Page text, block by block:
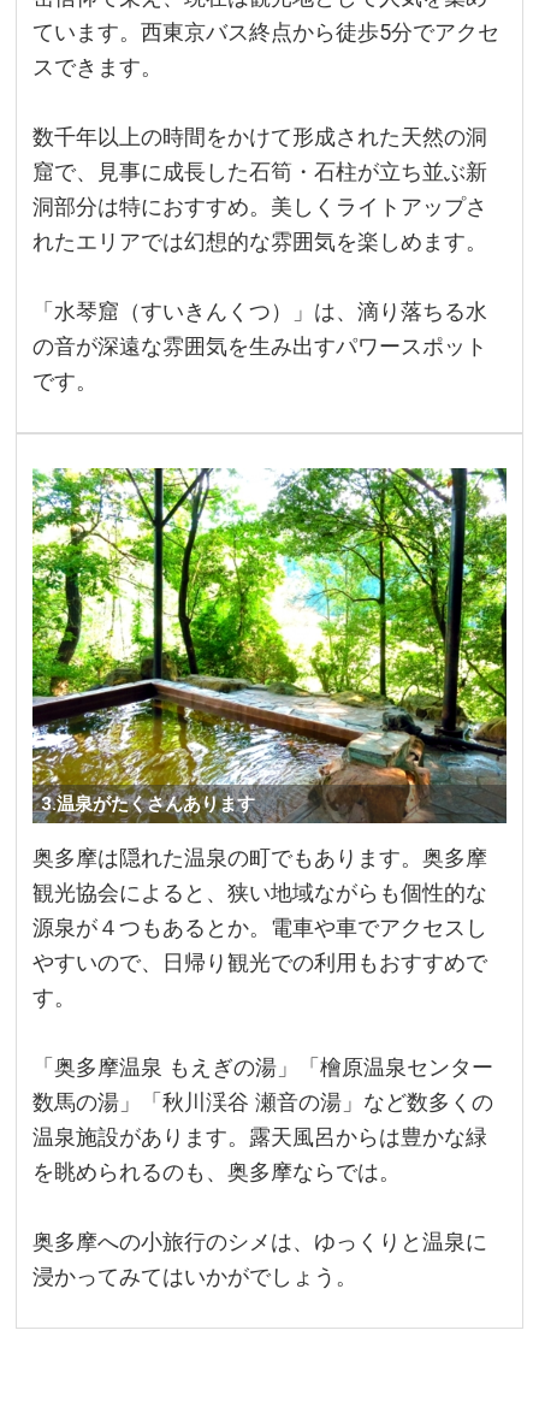
ています。西東京バス終点から徒歩5分でアクセ
スできます。
数千年以上の時間をかけて形成された天然の洞
窟で、見事に成長した石筍・石柱が立ち並ぶ新
洞部分は特におすすめ。美しくライトアップさ
れたエリアでは幻想的な雰囲気を楽しめます。
「水琴窟（すいきんくつ）」は、滴り落ちる水
の音が深遠な雰囲気を生み出すパワースポット
です。
3.温泉がたくさんあります
奥多摩は隠れた温泉の町でもあります。奥多摩
観光協会によると、狭い地域ながらも個性的な
源泉が４つもあるとか。電車や車でアクセスし
やすいので、日帰り観光での利用もおすすめで
す。
「奥多摩温泉 もえぎの湯」「檜原温泉センター
数馬の湯」「秋川渓谷 瀬音の湯」など数多くの
温泉施設があります。露天風呂からは豊かな緑
を眺められるのも、奥多摩ならでは。
奥多摩への小旅行のシメは、ゆっくりと温泉に
浸かってみてはいかがでしょう。